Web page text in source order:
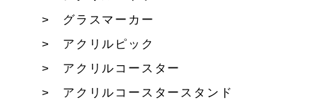
グラスマーカー
アクリルピック
アクリルコースター
アクリルコースタースタンド